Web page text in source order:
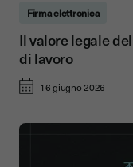
Firma elettronica
Il valore legale
di lavoro
16 giugno 2026